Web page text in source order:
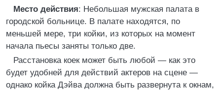
Место действия: Небольшая мужская палата в
городской больнице. В палате находятся, по
меньшей мере, три койки, из которых на момент
начала пьесы заняты только две.
Расстановка коек может быть любой — как это
будет удобней для действий актеров на сцене —
однако койка Дэйва должна быть развернута к окнам,